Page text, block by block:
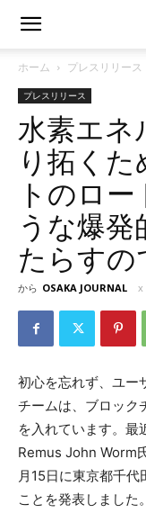
ホーム プレスリリース
プレスリリース
水素エネ
り拓くた
トのロ
うな爆
たらすの
から OSAKA JOURNAL
初心を忘れず、ユー
チームは、ブロック
を入れています。
Remus John Worm
月15日に東京都千
ことを発表しました